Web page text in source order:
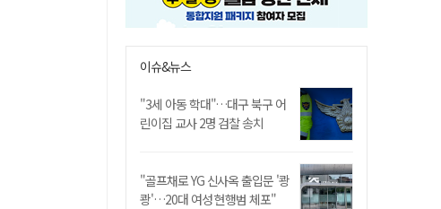
이슈&뉴스
"3세 아동 학대"…대구 북구 어
린이집 교사 2명 검찰 송치
"골프채로 YG 신사옥 출입문 '쾅
쾅'…20대 여성 현행범 체포"